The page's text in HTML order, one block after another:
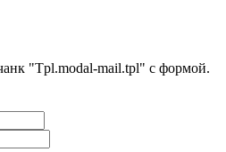
"Tpl.modal-mail.tpl" с формой.